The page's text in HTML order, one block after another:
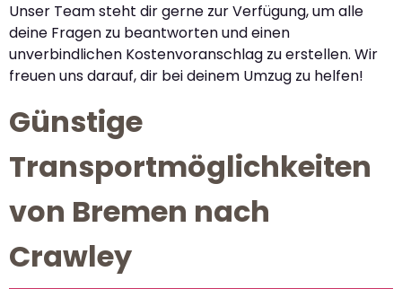
Unser Team steht dir gerne zur Verfügung, um alle
deine Fragen zu beantworten und einen
unverbindlichen Kostenvoranschlag zu erstellen. Wir
freuen uns darauf, dir bei deinem Umzug zu helfen!
Günstige
Transportmöglichkeiten
von Bremen nach
Crawley